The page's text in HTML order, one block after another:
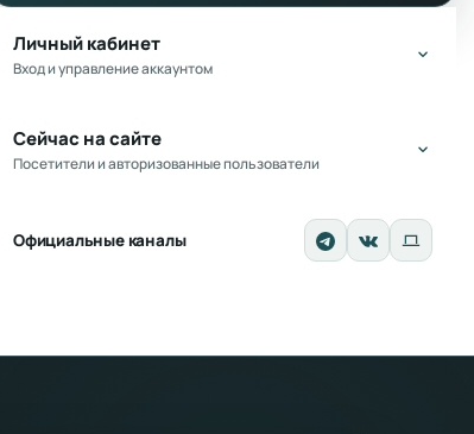
Личный кабинет
Вход и управление аккаунтом
Сейчас на сайте
Посетители и авторизованные пользователи
Официальные каналы